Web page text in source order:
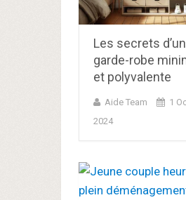
Les secrets
garde-robe
et polyvalente
Aide Team
1
2024